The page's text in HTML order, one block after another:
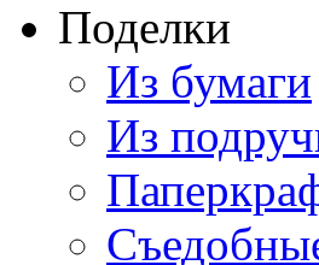
Поделки
Из бумаги
Из